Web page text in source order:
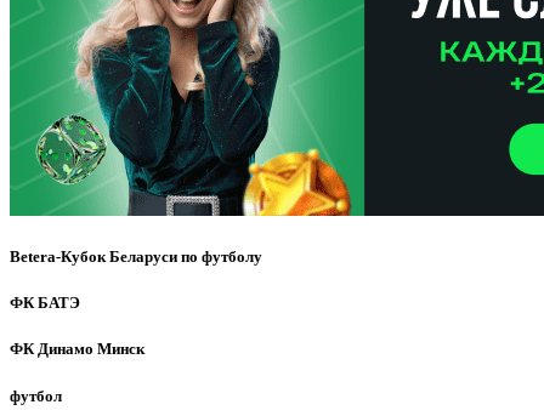
Betera-Кубок Беларуси по футболу
ФК БАТЭ
ФК Динамо Минск
футбол